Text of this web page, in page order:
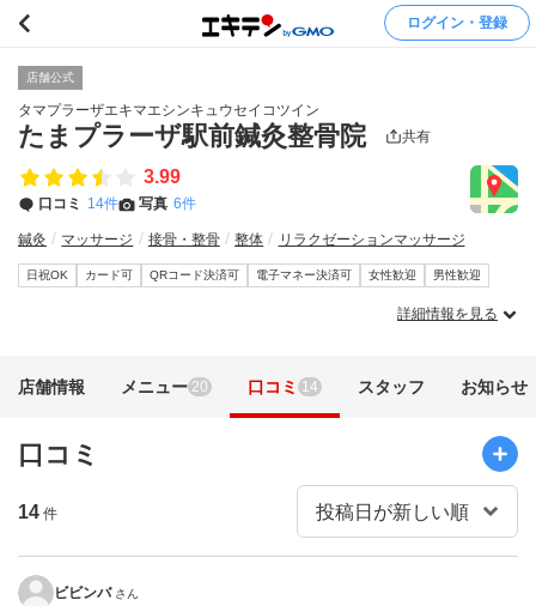
ログイン・登録
店舗公式
タマプラーザエキマエシンキュウセイコツイン
たまプラーザ駅前鍼灸整骨院 共有
3.99
口コミ 14件 写真 6件
鍼灸 マッサージ 接骨・整骨 整体 リラクゼーションマッサージ
日祝OK カード可 QRコード決済可 電子マネー決済可 女性歓迎 男性歓迎
詳細情報を見る
店舗情報 メニュー 20 口コミ 14 スタッフ お知らせ
口コミ
14 件
ビビンバ さん